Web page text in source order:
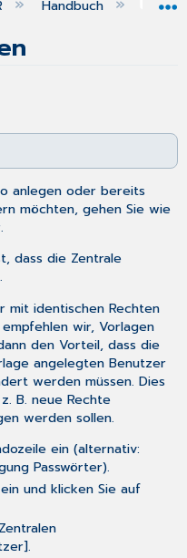
hierarchy
Handbuch
anlegen oder bereits
möchten, gehen Sie wie
dass die Zentrale
mit identischen Rechten
empfehlen wir,Vorlagen
den Vorteil, dass die
angelegten Benutzer
werden müssen. Dies
B. neue Rechte
werden sollen.
ein (alternativ:
Passwörter).
und klicken Sie auf